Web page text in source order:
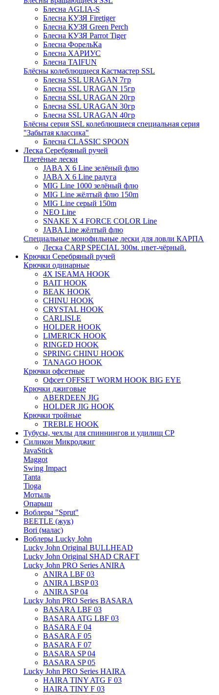
Блесна AGLIA-S
Блесна КУЗЯ Firetiger
Блесна КУЗЯ Green Perch
Блесна КУЗЯ Parrot Tiger
Блесна ФорельКа
Блесна ХАРИУС
Блесна TAIFUN
Блёсны колеблющиеся Кастмастер SSL
Блесна SSL URAGAN 7гр
Блесна SSL URAGAN 15гр
Блесна SSL URAGAN 20гр
Блесна SSL URAGAN 30гр
Блесна SSL URAGAN 40гр
Блёсны серия SSL колеблющиеся специальная серия
"Забытая классика"
Блесна CLASSIC SPOON
Леска Серебряный ручей
Плетёные лески
JABA X 6 Line зелёный флю
JABA X 6 Line радуга
MIG Line 1000 зелёный флю
MIG Line жёлтый флю 150m
MIG Line серый 150m
NEO Line
SNAKE X 4 FORCE COLOR Line
JABA Line жёлтый флю
Специальные монофильные лески для ловли КАРПА
Леска CARP SPECIAL 300м. цвет-чёрный.
Крючки Серебряный ручей
Крючки одинарные
4X ISEAMA HOOK
BAIT HOOK
BEAK HOOK
CHINU HOOK
CRYSTAL HOOK
CARLISLE
HOLDER HOOK
LIMERICK HOOK
RINGED HOOK
SPRING CHINU HOOK
TANAGO HOOK
Крючки офсетные
Офсет OFFSET WORM HOOK BIG EYE
Крючки джиговые
ABERDEEN JIG
HOLDER JIG HOOK
Крючки тройные
TREBLE HOOK
Тубусы, чехлы для спиннингов и удилищ СР
Силикон Микроджиг
JavaStick
Maggot
Swing Impact
Tanta
Tioga
Мотыль
Опарыш
Воблеры "Sprut"
BEETLE (жук)
Bori (малас)
Воблеры Lucky John
Lucky John Original BULLHEAD
Lucky John Original SHAD CRAFT
Lucky John PRO Series ANIRA
ANIRA LBF 03
ANIRA LBSP 03
ANIRA SP 04
Lucky John PRO Series BASARA
BASARA LBF 03
BASARA ATG LBF 03
BASARA F 04
BASARA F 05
BASARA F 07
BASARA SP 04
BASARA SP 05
Lucky John PRO Series HAIRA
HAIRA TINY ATG F 03
HAIRA TINY F 03